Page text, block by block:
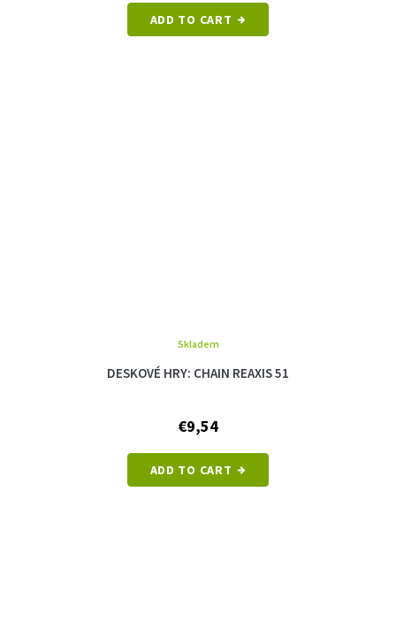
ADD TO CART
DESKOVÉ HRY: CHAIN REAXIS 51
Skladem
€9,54
ADD TO CART